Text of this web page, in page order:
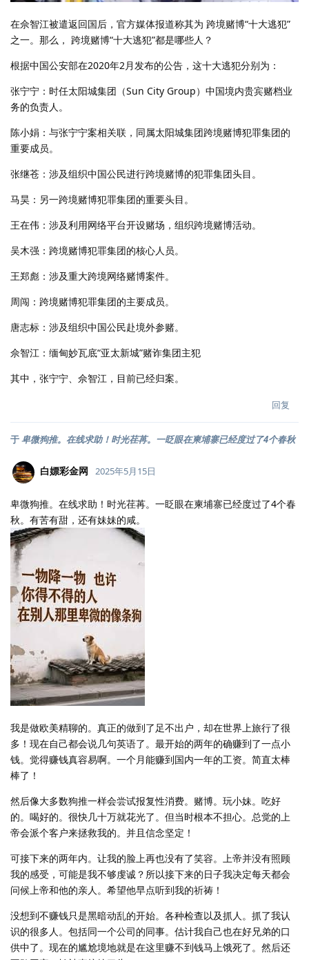
在佘智江被遣返回国后，官方媒体报道称其为 跨境赌博“十大逃犯”
之一。那么， 跨境赌博“十大逃犯”都是哪些人？
根据中国公安部在2020年2月发布的公告，这十大逃犯分别为：
张宁宁：时任太阳城集团（Sun City Group）中国境内贵宾赌档业
务的负责人。
陈小娟：与张宁宁案相关联，同属太阳城集团跨境赌博犯罪集团的
重要成员。
张继苍：涉及组织中国公民进行跨境赌博的犯罪集团头目。
马昊：另一跨境赌博犯罪集团的重要头目。
王在伟：涉及利用网络平台开设赌场，组织跨境赌博活动。
吴木强：跨境赌博犯罪集团的核心人员。
王郑彪：涉及重大跨境网络赌博案件。
周闯：跨境赌博犯罪集团的主要成员。
唐志标：涉及组织中国公民赴境外参赌。
佘智江：缅甸妙瓦底“亚太新城”赌诈集团主犯
其中，张宁宁、佘智江，目前已经归案。
回复
于卑微狗推。在线求助！时光荏苒。一眨眼在柬埔寨已经度过了4个春秋
白嫖彩金网 2025年5月15日
卑微狗推。在线求助！时光荏苒。一眨眼在柬埔寨已经度过了4个春
秋。有苦有甜，还有妹妹的咸。
我是做欧美精聊的。真正的做到了足不出户，却在世界上旅行了很
多！现在自己都会说几句英语了。最开始的两年的确赚到了一点小
钱。觉得赚钱真容易啊。一个月能赚到国内一年的工资。简直太棒
棒了！
然后像大多数狗推一样会尝试报复性消费。赌博。玩小妹。吃好
的。喝好的。很快几十万就花光了。但当时根本不担心。总觉的上
帝会派个客户来拯救我的。并且信念坚定！
可接下来的两年内。让我的脸上再也没有了笑容。上帝并没有照顾
我的感受，可能是我不够虔诚？所以接下来的日子我决定每天都会
问候上帝和他的亲人。希望他早点听到我的祈祷！
没想到不赚钱只是黑暗动乱的开始。各种检查以及抓人。抓了我认
识的很多人。包括同一个公司的同事。估计我自己也在好兄弟的口
供中了。现在的尴尬境地就是在这里赚不到钱马上饿死了。然后还